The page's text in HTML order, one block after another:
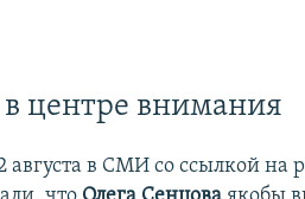
центре внимания
августа в СМИ со ссылкой